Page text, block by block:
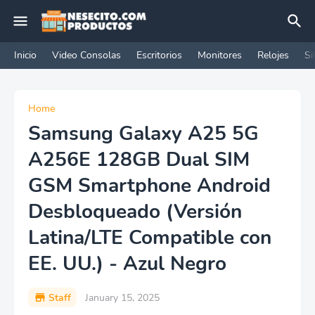
Inicio Video Consolas Escritorios Monitores Relojes
Home
Samsung Galaxy A25 5G
A256E 128GB Dual SIM
GSM Smartphone Android
Desbloqueado (Versión
Latina/LTE Compatible con
EE. UU.) - Azul Negro
Staff January 15, 2025